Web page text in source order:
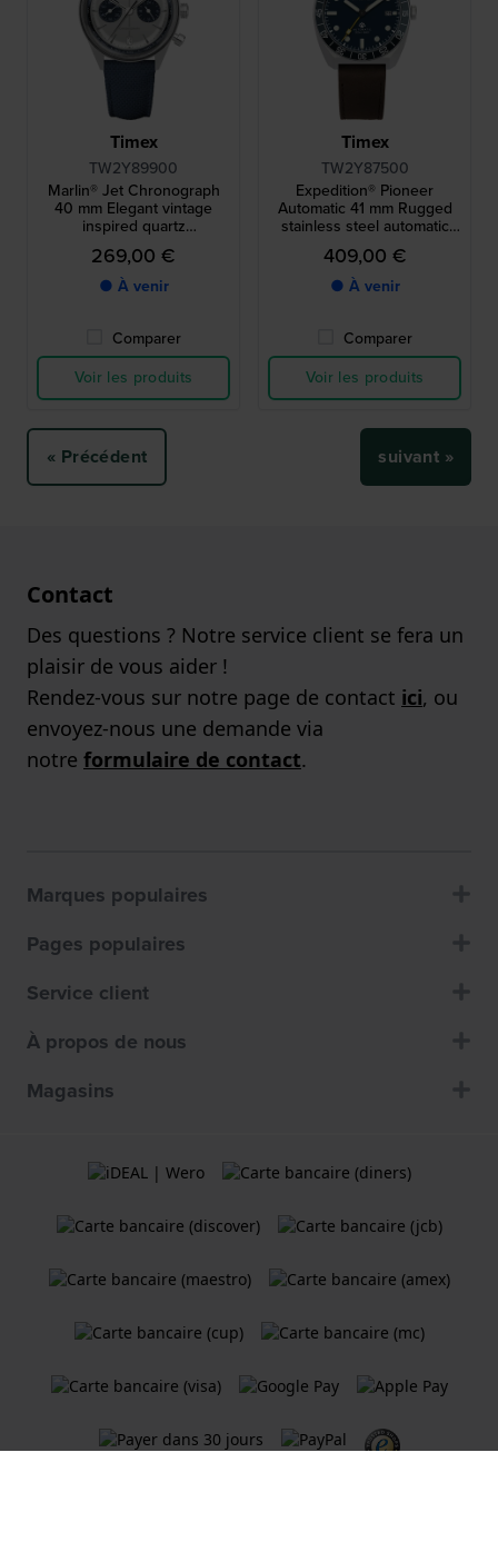
Timex
TW2Y89900
Marlin® Jet Chronograph
40 mm Elegant vintage
inspired quartz
chronograph
269,00 €
● À venir
Comparer
Voir les produits
Timex
TW2Y87500
Expedition® Pioneer
Automatic 41 mm Rugged
stainless steel automatic
outdoor watch
409,00 €
● À venir
Comparer
Voir les produits
« Précédent suivant »
Contact
Des questions ? Notre service client se fera un
plaisir de vous aider !
Rendez-vous sur notre page de contact ici, ou
envoyez-nous une demande via
notre formulaire de contact.
Marques populaires
Pages populaires
Service client
À propos de nous
Magasins